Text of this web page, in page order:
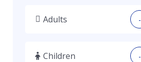
Adults -
Children -